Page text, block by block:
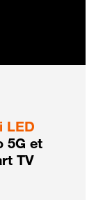
LED
5G et
TV